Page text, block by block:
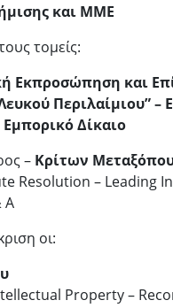
και ΜΜΕ
τομείς:
Εκπροσώπηση και
Περιλαίμιου” –
Εμπορικό Δίκαιο
– Κρίτων
Resolution – Leading
A
οι:
Property –